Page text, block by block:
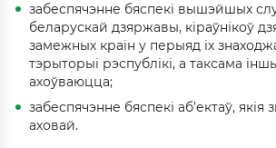
забеспячэнне бяспекі вышэйшых
беларускай дзяржавы, кіраўнікоў
замежных краін у перыяд іх
тэрыторыі рэспублікі, а таксама
ахоўваюцца;
забеспячэнне бяспекі аб’ектаў, якія
аховай.